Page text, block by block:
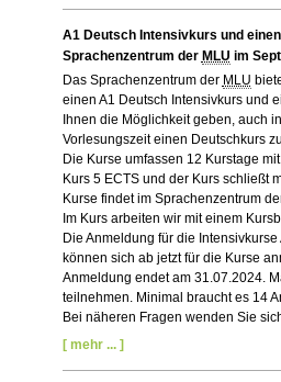
A1 Deutsch Intensivkurs und
Sprachenzentrum der MLU im
Das Sprachenzentrum der MLU
einen A1 Deutsch Intensivkurs und
Ihnen die Möglichkeit geben, auch
Vorlesungszeit einen Deutschkurs
Die Kurse umfassen 12 Kurstage
Kurs 5 ECTS und der Kurs schließt
Kurse findet im Sprachenzentrum
Im Kurs arbeiten wir mit einem
Die Anmeldung für die
können sich ab jetzt für die Kurse
Anmeldung endet am 31.07.2024.
teilnehmen. Minimal braucht es 14
Bei näheren Fragen wenden Sie
[ mehr ... ]